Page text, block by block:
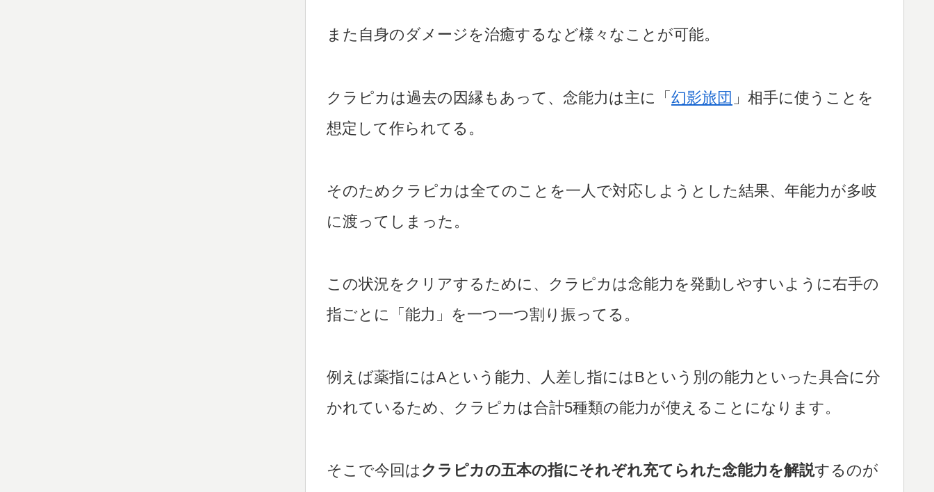
また自身のダメージを治癒するなど様々なことが可能。
クラピカは過去の因縁もあって、念能力は主に「 幻影旅団 」相手に使うことを
想定して作られてる。
そのためクラピカは全てのことを一人で対応しようとした結果、年能力が多岐
に渡ってしまった。
この状況をクリアするために、クラピカは念能力を発動しやすいように右手の
指ごとに「能力」を一つ一つ割り振ってる。
例えば薬指にはAという能力、人差し指にはBという別の能力といった具合に分
かれているため、クラピカは合計5種類の能力が使えることになります。
そこで今回は クラピカの五本の指にそれぞれ充てられた念能力を解説するのが